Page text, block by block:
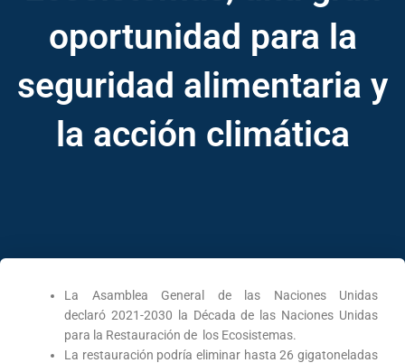
oportunidad para la
seguridad alimentaria y
la acción climática
La Asamblea General de las Naciones Unidas
declaró 2021-2030 la Década de las Naciones Unidas
para la Restauración de los Ecosistemas.
La restauración podría eliminar hasta 26 gigatoneladas